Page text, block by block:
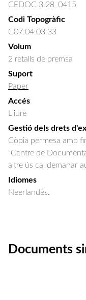
CEDOC 3.28_0415
Codi Topogràfic
C07.04.03.33
Volum
2 retalls de premsa
Suport
Paper
Accés
Lliure
Gestió dels drets
Còpia permesa amb
"Centre de
altre ús cal demanar
Idiomes
Neerlandès.
Documents